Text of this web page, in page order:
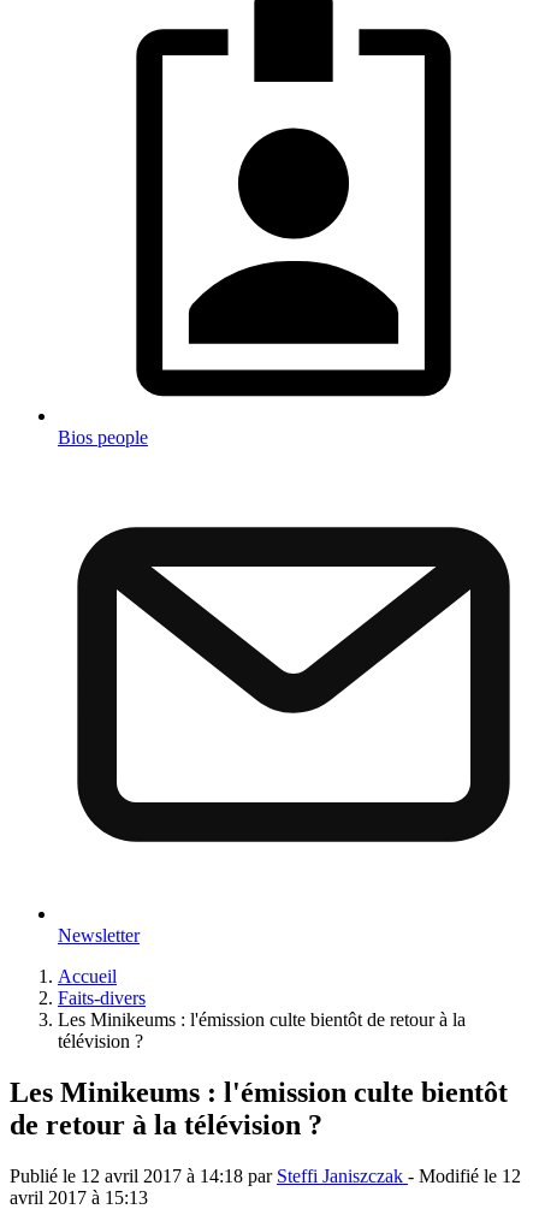
Bios people
Newsletter
Accueil
Faits-divers
Les Minikeums : l'émission culte bientôt de retour à la
télévision ?
Les Minikeums : l'émission culte bientôt
de retour à la télévision ?
Publié le 12 avril 2017 à 14:18 par Steffi Janiszczak - Modifié le 12
avril 2017 à 15:13